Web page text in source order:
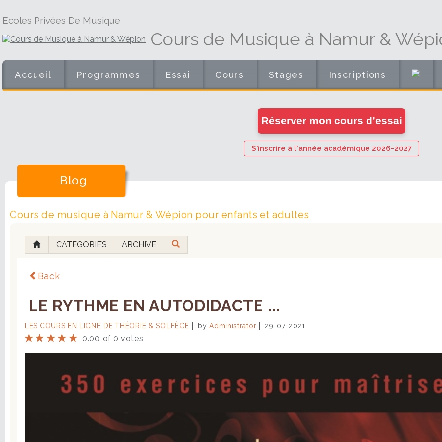
Ecoles Privées De Musique
Cours de Musique à Namur &
Accueil Programmes Essai Cours Stages Inscriptions
Réserver mon cours d’essai
S'inscrire à l'année académique 2026-2027
Blog
Cours de musique à Namur & Wépion pour enfants et adultes
CATEGORIES ARCHIVE
Back
LE RYTHME EN AUTODIDACTE ...
LES COURS EN LIGNE DE THÉORIE & SOLFÈGE byAdministrator 29-07-2021
0.00 of 0 votes